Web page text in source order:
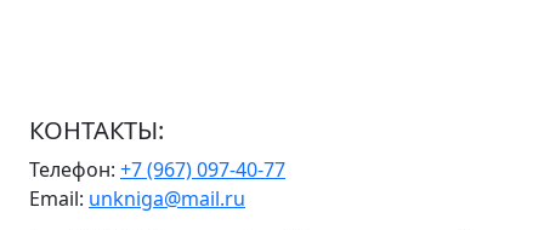
КОНТАКТЫ:
Телефон: +7 (967) 097-40-77
Email: unkniga@mail.ru